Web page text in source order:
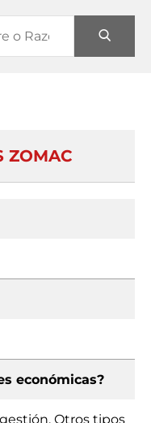
ZOMAC
económicas?
Otros tipos